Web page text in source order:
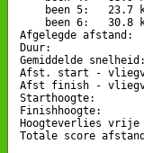
been 5:   23.7
been 6:   30.8
Afgelegde
Duur:
Gemiddelde
Afst. start -
Afst finish -
Starthoogte:
Finishhoogte:
Hoogteverlies
Totale score